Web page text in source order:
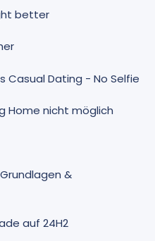
better
Casual Dating - No Selfie
Home nicht möglich
&
auf 24H2